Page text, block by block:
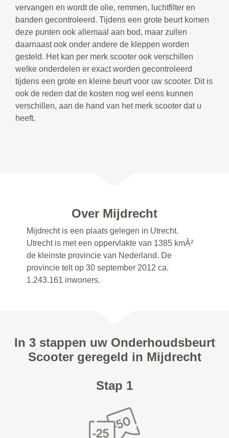
vervangen en wordt de olie, remmen, luchtfilter en
banden gecontroleerd. Tijdens een grote beurt komen
deze punten ook allemaal aan bod, maar zullen
daarnaast ook onder andere de kleppen worden
gesteld. Het kan per merk scooter ook verschillen
welke onderdelen er exact worden gecontroleerd
tijdens een grote en kleine beurt voor uw scooter. Dit is
ook de reden dat de kosten nog wel eens kunnen
verschillen, aan de hand van het merk scooter dat u
heeft.
Over Mijdrecht
Mijdrecht is een plaats gelegen in Utrecht.
Utrecht is met een oppervlakte van 1385 kmÂ²
de kleinste provincie van Nederland. De
provincie telt op 30 september 2012 ca.
1.243.161 inwoners.
In 3 stappen uw Onderhoudsbeurt
Scooter geregeld in Mijdrecht
Stap 1